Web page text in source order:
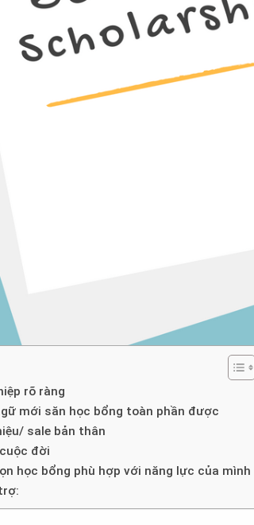
rõ ràng
mới săn học bổng toàn phần được
sale bản thân
đời
học bổng phù hợp với năng lực của mình